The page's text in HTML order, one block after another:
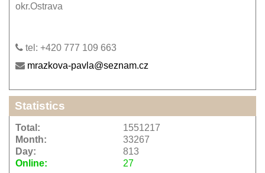
okr.Ostrava
tel: +420 777 109 663
mrazkova-pavla@seznam.cz
Statistics
Online: 27
Total:
1551217
Month:
33267
Day:
813